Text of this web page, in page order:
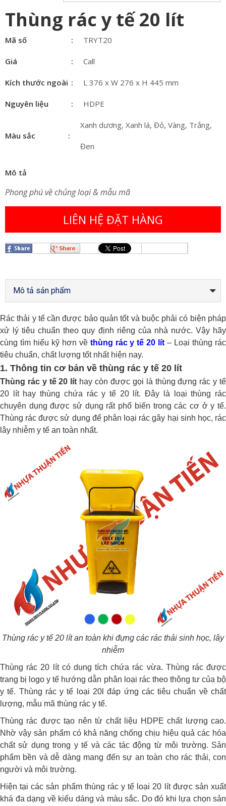
Thùng rác y tế 20 lít
Mã số TRYT20
Giá Call
Kích thước ngoài L 376 x W 276 x H 445 mm
Nguyên liệu HDPE
Màu sắc
Xanh dương, Xanh lá, Đỏ, Vàng, Trắng,
Đen
Mô tả
Phong phú về chủng loại & mẫu mã
LIÊN HỆ ĐẶT HÀNG
Mô tả sản phẩm
Rác thải y tế cần được bảo quản tốt và buộc phải có biện pháp
xử lý tiêu chuẩn theo quy định riêng của nhà nước. Vậy hãy
cùng tìm hiểu kỹ hơn về thùng rác y tế 20 lít– Loại thùng rác
tiêu chuẩn, chất lượng tốt nhất hiện nay.
1. Thông tin cơ bản về thùng rác y tế 20 lít
Thùng rác y tế 20 lít hay còn được gọi là thùng đựng rác y tế
20 lít hay thùng chứa rác y tế 20 lít. Đây là loại thùng rác
chuyên dụng được sử dụng rất phổ biến trong các cơ ở y tế.
Thùng rác được sử dụng để phân loại rác gây hại sinh học, rác
lây nhiễm y tế an toàn nhất.
Thùng rác y tế 20 lít an toàn khi đựng các rác thải sinh học, lây
nhiễm
Thùng rác 20 lít có dung tích chứa rác vừa. Thùng rác được
trang bị logo y tế hướng dẫn phân loại rác theo thông tư của bộ
y tế. Thùng rác y tế loại 20l đáp ứng các tiêu chuẩn về chất
lượng, mẫu mã thùng rác y tế.
Thùng rác được tạo nên từ chất liệu HDPE chất lượng cao.
Nhờ vậy sản phẩm có khả năng chống chịu hiệu quả các hóa
chất sử dụng trong y tế và các tác động từ môi trường. Sản
phẩm bền và dễ dàng mang đến sự an toàn cho rác thải, con
người và môi trường.
Hiện tại các sản phẩm thùng rác y tế loại 20 lít được sản xuất
khá đa dạng về kiểu dáng và màu sắc. Do đó khi lựa chọn sản